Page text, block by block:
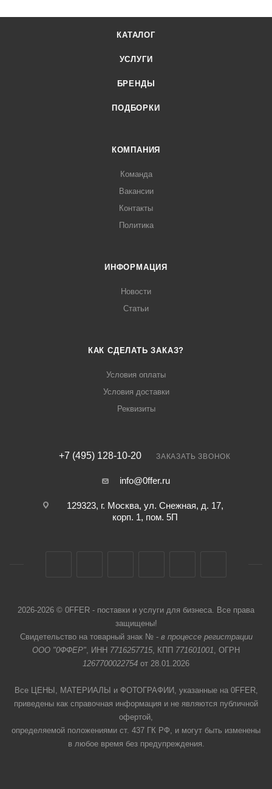
КАТАЛОГ
УСЛУГИ
БРЕНДЫ
ПОДБОРКИ
КОМПАНИЯ
Команда
Вакансии
Контакты
Политика
ИНФОРМАЦИЯ
Новости
Статьи
КАК СДЕЛАТЬ ЗАКАЗ?
Условия оплаты
Условия доставки
Реквизиты
+7 (495) 128-10-20 ЗАКАЗАТЬ ЗВОНОК
info@0ffer.ru
129323, г. Москва, ул. Снежная, д. 17,
корп. 1, пом. 5П
2026-2026 © 0FFER - поставки и услуги для бизнеса. Все права
защищены!
Свидетельство на товарный знак № - в процессе регистрации
ООО "0ФФЕР", ИНН 7716257715, КПП 771601001, ОГРН
1267700022754 от 28.01.2026
Все ЦЕНЫ, МАТЕРИАЛЫ и ФОТОГРАФИИ, указанные на 0FFER,
приведены как справочная информация и не являются публичной
офертой,
определяемой положениями ст. 437 ГК РФ, и могут быть изменены
в любое время без предупреждения.